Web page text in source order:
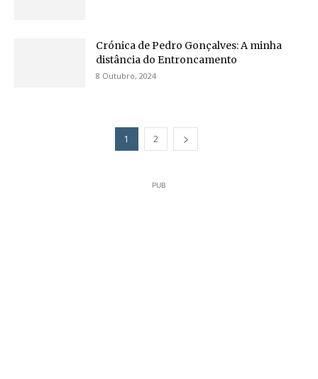
Crónica de Pedro Gonçalves: A minha
distância do Entroncamento
8 Outubro, 2024
1 2
PUB